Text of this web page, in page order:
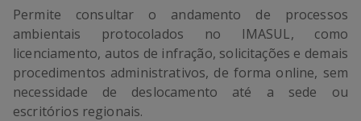
Permite consultar o andamento de processos
ambientais protocolados no IMASUL, como
licenciamento, autos de infração, solicitações e demais
procedimentos administrativos, de forma online, sem
necessidade de deslocamento até a sede ou
escritórios regionais.